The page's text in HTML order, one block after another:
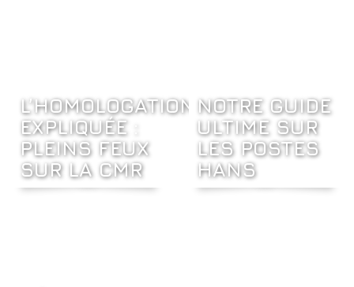
L’HOMOLOGATION
EXPLIQUÉE :
PLEINS FEUX
SUR LA CMR
NOTRE GUIDE
ULTIME SUR
LES POSTES
HANS